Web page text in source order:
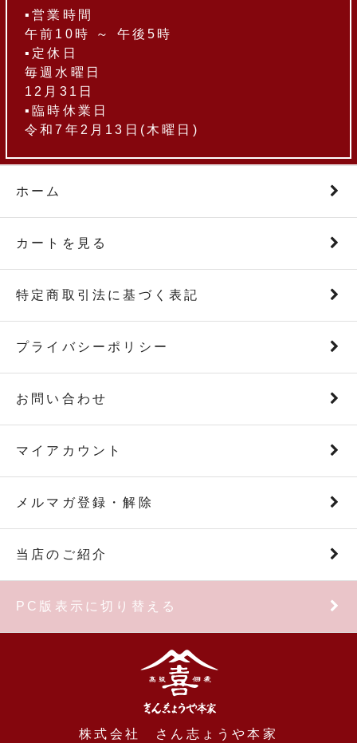
『花らっきょう』です。
2026.06.23
今年収穫した新物の実山椒を使った『青実山
▪営業時間
午前10時 ～ 午後5時
▪定休日
毎週水曜日
12月31日
▪臨時休業日
令和7年2月13日(木曜日)
ホーム
カートを見る
特定商取引法に基づく表記
プライバシーポリシー
お問い合わせ
マイアカウント
メルマガ登録・解除
当店のご紹介
PC版表示に切り替える
株式会社 さん志ょうや本家